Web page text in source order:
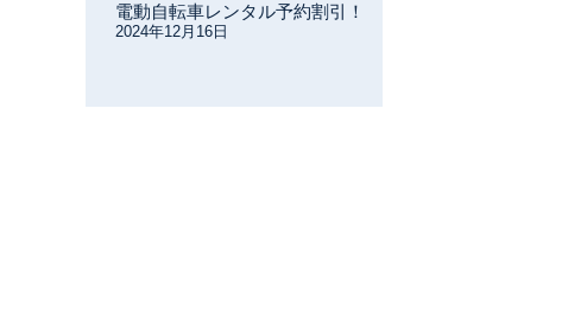
電動自転車レンタル予約割引！
2024年12月16日